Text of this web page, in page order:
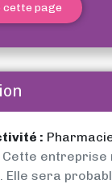
cette page
:
Cette entreprise
Elle sera